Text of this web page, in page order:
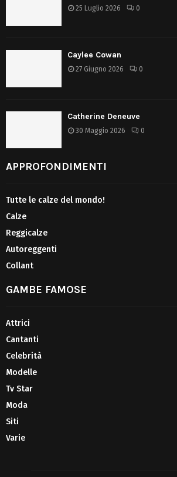
25 Luglio 2026 0
Caylee Cowan
27 Giugno 2026 0
Catherine Deneuve
30 Maggio 2026 0
APPROFONDIMENTI
Tutte le calze del mondo!
Calze
Reggicalze
Autoreggenti
Collant
GAMBE FAMOSE
Attrici
Cantanti
Celebrità
Modelle
Tv Star
Moda
Siti
Varie